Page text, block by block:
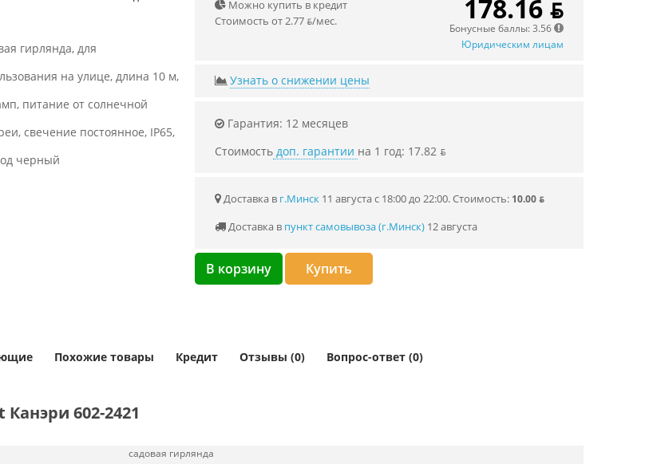
гирлянда, для
на улице, длина 10 м,
питание от солнечной
свечение постоянное, IP65,
черный
Можно купить в кредит
Стоимость от 2.77 ƃ/мec.
178.16 ƃ
Бонусные баллы: 3.56
Юридическим лицам
Узнать о снижении цены
Гарантия: 12 месяцев
Стоимостьдоп. гарантии на 1 год: 17.82 ƃ
Доставка в г.Минск11 августа с 18:00 до 22:00.Стоимость: 10.00 ƃ
Доставка в пункт самовывоза (г.Минск)12 августа
В корзину Купить
Похожие товары Кредит Отзывы (0) Вопрос-ответ (0)
602-2421
садовая гирлянда